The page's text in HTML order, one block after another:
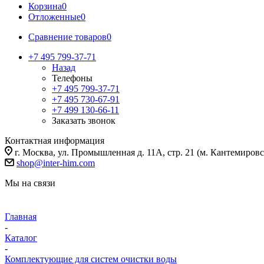
Корзина0
Отложенные0
Сравнение товаров0
+7 495 799-37-71
Назад
Телефоны
+7 495 799-37-71
+7 495 730-67-91
+7 499 130-66-11
Заказать звонок
Контактная информация
г. Москва, ул. Промышленная д. 11А, стр. 21 (м.
shop@inter-him.com
Мы на связи
Главная
-
Каталог
-
Комплектующие для систем очистки воды